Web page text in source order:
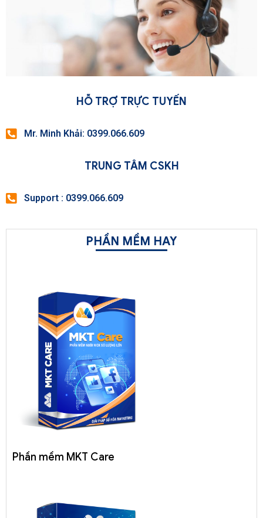
HỖ TRỢ TRỰC TUYẾN
Mr. Minh Khải: 0399.066.609
TRUNG TÂM CSKH
Support : 0399.066.609
PHẦN MỀM HAY
Phần mềm MKT Care